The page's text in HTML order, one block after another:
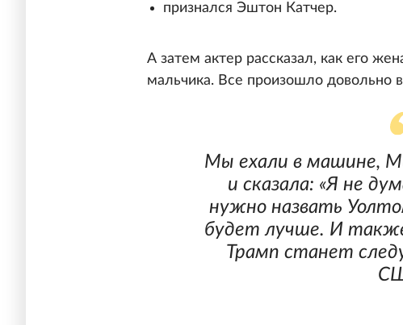
признался Эштон Катчер.
А затем актер рассказал, как его
мальчика. Все произошло довольно
Мы ехали в машине,
и сказала: «Я не
нужно назвать
будет лучше. И
Трамп станет